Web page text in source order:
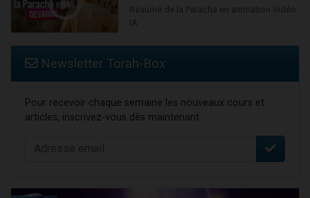
Newsletter Torah-Box
Pour recevoir chaque semaine les nouveaux cours et
articles, inscrivez-vous dès maintenant :